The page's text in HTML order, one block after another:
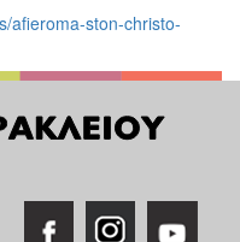
afieroma-ston-christo-